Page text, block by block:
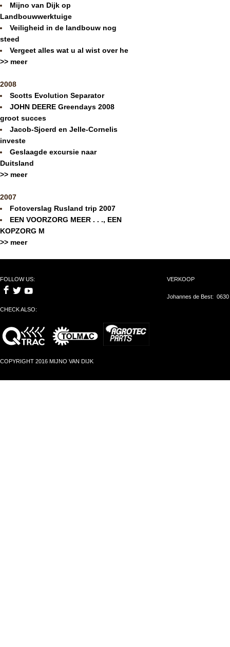
Mijno van Dijk op
Landbouwwerktuige
Veiligheid in de landbouw nog
steed
Vergeet alles wat u al wist over he
>> meer
2008
Scotts Evolution Separator
JOHN DEERE Greendays 2008
groot succes
Jacob-Sjoerd en Jelle-Cornelis
investe
Geslaagde excursie naar
Duitsland
>> meer
2007
Fotoverslag Rusland trip 2007
EEN VOORZORG MEER . . ., EEN
KOPZORG M
>> meer
FOLLOW US:
CHECK ALSO:
COPYRIGHT 2016 MIJNO VAN DIJK
VERKOOP
Johannes de Best: 0630